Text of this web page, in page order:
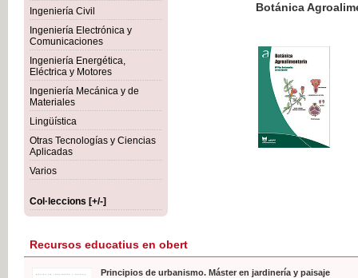
Ingeniería Civil
Ingeniería Electrónica y
Comunicaciones
Ingeniería Energética,
Eléctrica y Motores
Ingeniería Mecánica y de
Materiales
Lingüística
Otras Tecnologías y Ciencias
Aplicadas
Varios
Col·leccions [+/-]
Botánica Agroalimentaria
Recursos educatius en obert
Principios de urbanismo. Máster en jardinería y paisaje